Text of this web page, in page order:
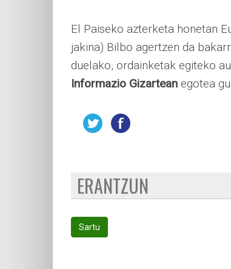
El Paiseko azterketa honetan
jakina) Bilbo agertzen da
duelako, ordainketak egiteko
Informazio Gizartean egotea
ERANTZUN
Sartu